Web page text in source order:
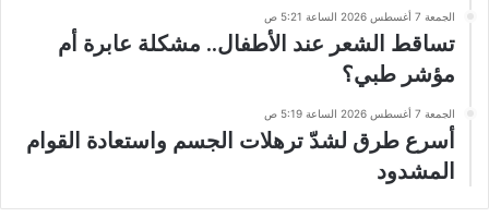
الجمعة 7 أغسطس 2026 الساعة 5:21 ص
تساقط الشعر عند الأطفال.. مشكلة عابرة أم
مؤشر طبي؟
الجمعة 7 أغسطس 2026 الساعة 5:19 ص
أسرع طرق لشدّ ترهلات الجسم واستعادة القوام
المشدود